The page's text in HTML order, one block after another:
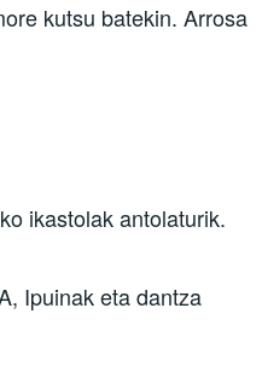
kutsu batekin. Arrosa
ikastolak antolaturik.
Ipuinak eta dantza